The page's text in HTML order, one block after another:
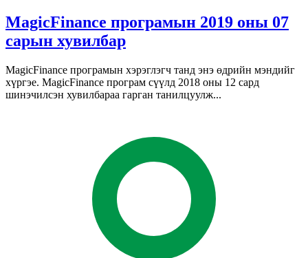
MagicFinance програмын 2019 оны 07
сарын хувилбар
MagicFinance програмын хэрэглэгч танд энэ өдрийн мэндийг
хүргэе. MagicFinance програм сүүлд 2018 оны 12 сард
шинэчилсэн хувилбараа гарган танилцуулж...